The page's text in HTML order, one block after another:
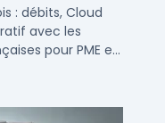
: débits, Cloud
avec les
pour PME et
de choix